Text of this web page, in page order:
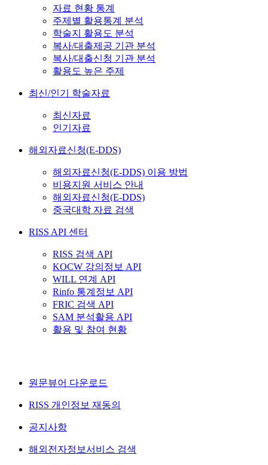
자료 현황 통계
주제별 활용통계 분석
학술지 활용도 분석
복사/대출제공 기관 분석
복사/대출신청 기관 분석
활용도 높은 주제
최신/인기 학술자료
최신자료
인기자료
해외자료신청(E-DDS)
해외자료신청(E-DDS) 이용 방법
비용지원 서비스 안내
해외자료신청(E-DDS)
중국대학 자료 검색
RISS API 센터
RISS 검색 API
KOCW 강의정보 API
WILL 연계 API
Rinfo 통계정보 API
FRIC 검색 API
SAM 분석활용 API
활용 및 참여 현황
원문뷰어 다운로드
RISS 개인정보 재동의
공지사항
해외전자정보서비스 검색